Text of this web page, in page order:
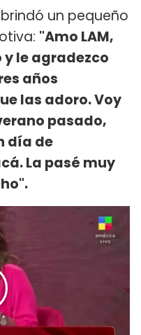
un pequeño
"Amo LAM,
y le agradezco
años
las adoro. Voy
pasado,
día de
La pasé muy